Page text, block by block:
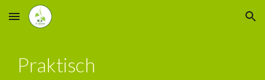
Skip to main content Skip to navigation
Praktisch